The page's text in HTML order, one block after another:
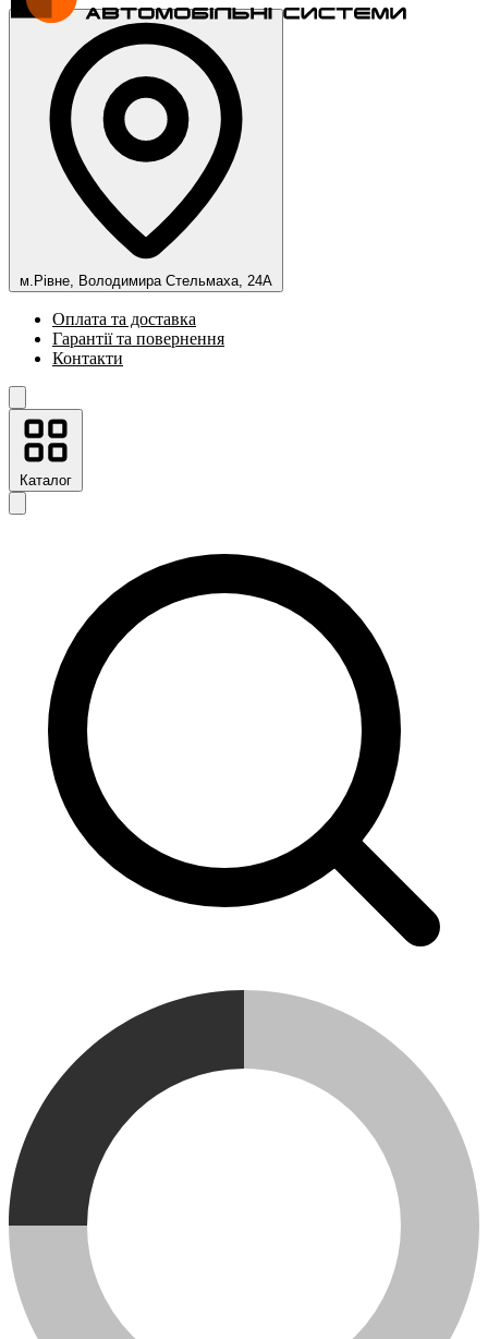
м.Рівне, Володимира Стельмаха, 24А
Оплата та доставка
Гарантії та повернення
Контакти
Каталог